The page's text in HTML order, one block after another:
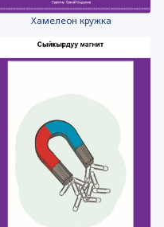
Хамелеон кружка